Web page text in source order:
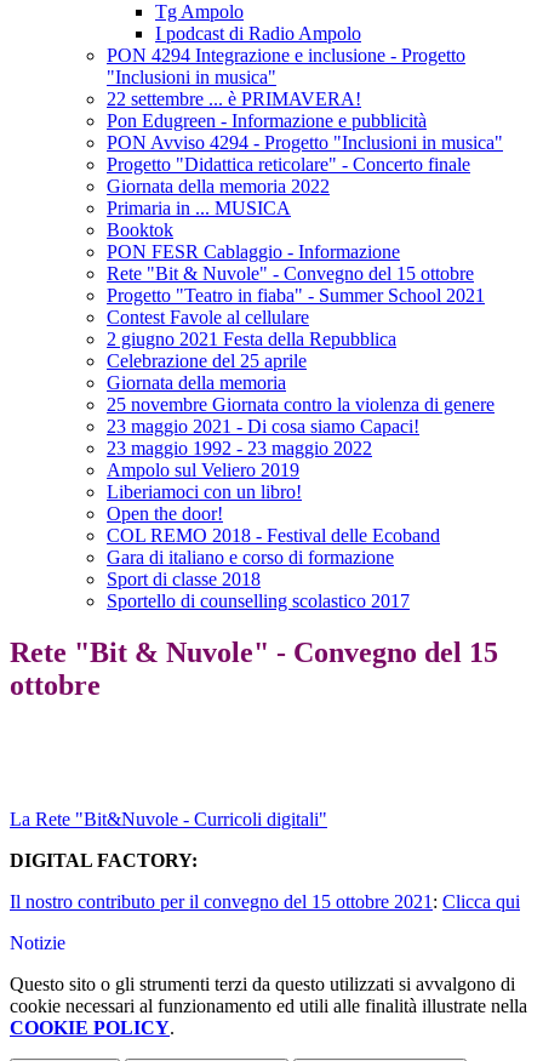
Tg Ampolo
I podcast di Radio Ampolo
PON 4294 Integrazione e inclusione - Progetto
"Inclusioni in musica"
22 settembre ... è PRIMAVERA!
Pon Edugreen - Informazione e pubblicità
PON Avviso 4294 - Progetto "Inclusioni in musica"
Progetto "Didattica reticolare" - Concerto finale
Giornata della memoria 2022
Primaria in ... MUSICA
Booktok
PON FESR Cablaggio - Informazione
Rete "Bit & Nuvole" - Convegno del 15 ottobre
Progetto "Teatro in fiaba" - Summer School 2021
Contest Favole al cellulare
2 giugno 2021 Festa della Repubblica
Celebrazione del 25 aprile
Giornata della memoria
25 novembre Giornata contro la violenza di genere
23 maggio 2021 - Di cosa siamo Capaci!
23 maggio 1992 - 23 maggio 2022
Ampolo sul Veliero 2019
Liberiamoci con un libro!
Open the door!
COL REMO 2018 - Festival delle Ecoband
Gara di italiano e corso di formazione
Sport di classe 2018
Sportello di counselling scolastico 2017
Rete "Bit & Nuvole" - Convegno del 15
ottobre
La Rete "Bit&Nuvole - Curricoli digitali"
DIGITAL FACTORY:
Il nostro contributo per il convegno del 15 ottobre 2021 : Clicca qui
Notizie
Questo sito o gli strumenti terzi da questo utilizzati si avvalgono di
cookie necessari al funzionamento ed utili alle finalità illustrate nella
COOKIE POLICY.